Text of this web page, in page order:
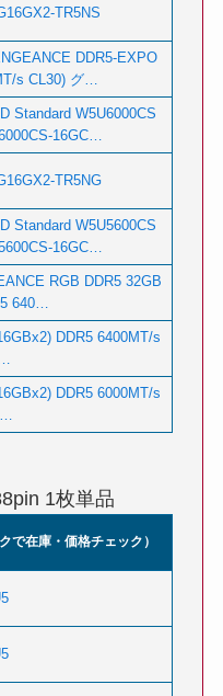
TR5NS
DDR5-EXPO
s CL30) グ…
Standard W5U6000CS
16GC…
TR5NG
Standard W5U5600CS
16GC…
RGB DDR5 32GB
640…
DDR5 6400MT/s
DDR5 6000MT/s
1枚単品
で在庫・価格チェック）